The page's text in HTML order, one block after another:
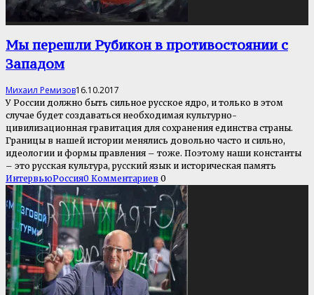
Мы перешли Рубикон в противостоянии с
Западом
Михаил Ремизов16.10.2017
У России должно быть сильное русское ядро, и только в этом
случае будет создаваться необходимая культурно-
цивилизационная гравитация для сохранения единства страны.
Границы в нашей истории менялись довольно часто и сильно,
идеологии и формы правления – тоже. Поэтому наши константы
– это русская культура, русский язык и историческая память
ИнтервьюРоссия0 Комментариев 0